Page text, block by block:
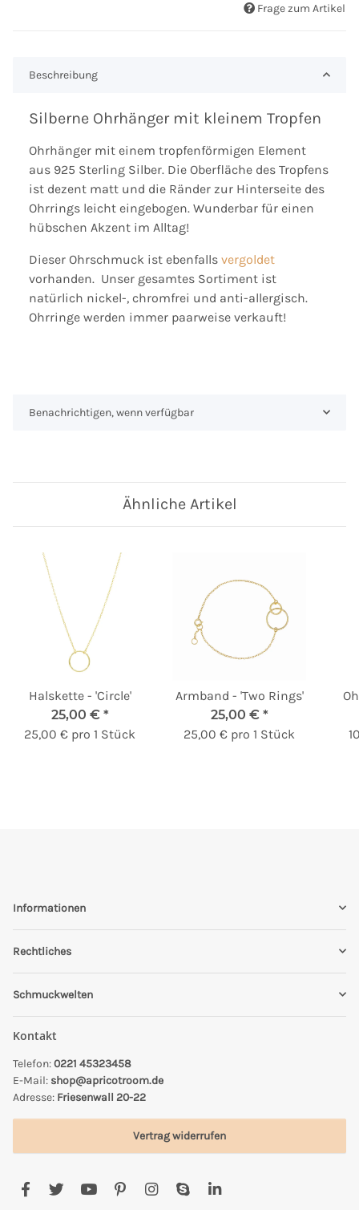
Frage zum Artikel
Beschreibung
Silberne Ohrhänger mit kleinem Tropfen
Ohrhänger mit einem tropfenförmigen Element
aus 925 Sterling Silber. Die Oberfläche des Tropfens
ist dezent matt und die Ränder zur Hinterseite des
Ohrrings leicht eingebogen. Wunderbar für einen
hübschen Akzent im Alltag!
Dieser Ohrschmuck ist ebenfalls vergoldet
vorhanden. Unser gesamtes Sortiment ist
natürlich nickel-, chromfrei und anti-allergisch.
Ohrringe werden immer paarweise verkauft!
Benachrichtigen, wenn verfügbar
Ähnliche Artikel
Halskette - 'Circle'
25,00 € *
25,00 € pro 1 Stück
Armband - 'Two Rings'
25,00 € *
25,00 € pro 1 Stück
Informationen
Rechtliches
Schmuckwelten
Kontakt
Telefon:0221 45323458
E-Mail: shop@apricotroom.de
Adresse: Friesenwall 20-22
Vertrag widerrufen